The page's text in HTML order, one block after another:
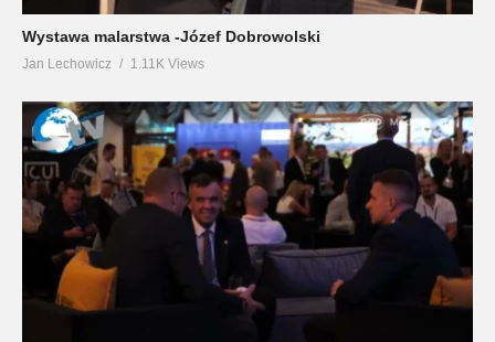
Wystawa malarstwa -Józef Dobrowolski
Jan Lechowicz 1.11K Views